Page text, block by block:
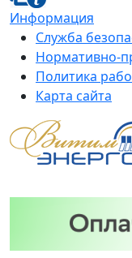
Информация
Служба
Нормативно-
Политика
Карта сайта